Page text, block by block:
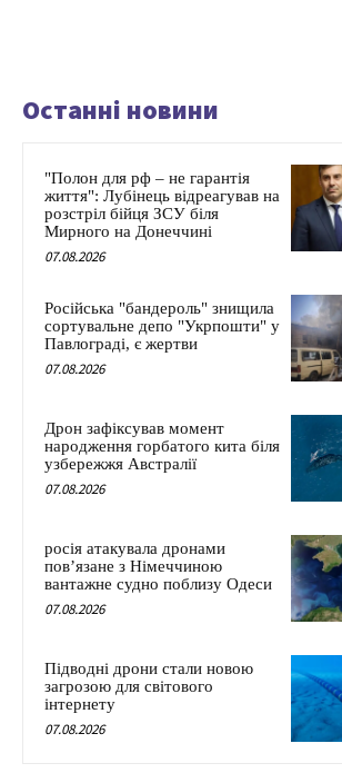
Останні новини
"Полон для рф – не гарантія
життя": Лубінець відреагував на
розстріл бійця ЗСУ біля
Мирного на Донеччині
07.08.2026
Російська "бандероль" знищила
сортувальне депо "Укрпошти" у
Павлограді, є жертви
07.08.2026
Дрон зафіксував момент
народження горбатого кита біля
узбережжя Австралії
07.08.2026
росія атакувала дронами
пов’язане з Німеччиною
вантажне судно поблизу Одеси
07.08.2026
Підводні дрони стали новою
загрозою для світового
інтернету
07.08.2026